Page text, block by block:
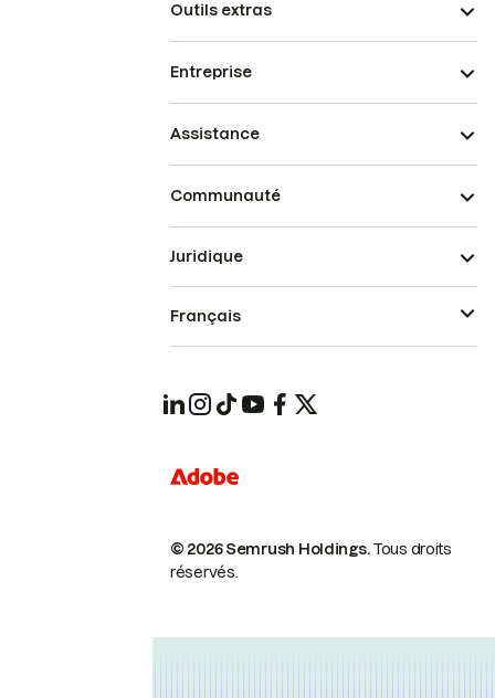
Outils extras
Entreprise
Assistance
Communauté
© 2026 Semrush Holdings.Tous droits
réservés.
Juridique
Français